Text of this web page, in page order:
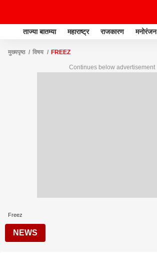
ताज्या बातम्या महाराष्ट्र राजकारण मनोरंजन
मुख्यपृष्ठ विषय FREEZ
Continues below advertisement
Freez
NEWS